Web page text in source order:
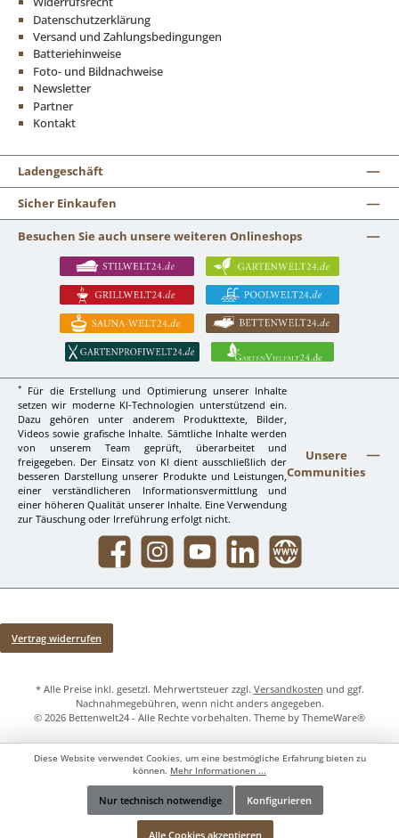
Datenschutzerklärung
Versand und Zahlungsbedingungen
Batteriehinweise
Foto- und Bildnachweise
Newsletter
Partner
Kontakt
Ladengeschäft
Sicher Einkaufen
Besuchen Sie auch unsere weiteren Onlineshops
*
Für die Erstellung und Optimierung unserer Inhalte
setzen wir moderne KI-Technologien unterstützend ein.
Dazu gehören unter anderem Produkttexte, Bilder,
Videos sowie grafische Inhalte. Sämtliche Inhalte werden
von unserem Team geprüft, überarbeitet und
freigegeben. Der Einsatz von KI dient ausschließlich der
besseren Darstellung unserer Produkte und Leistungen,
einer verständlicheren Informationsvermittlung und
einer höheren Qualität unserer Inhalte. Eine Verwendung
zur Täuschung oder Irreführung erfolgt nicht.
Unsere
Communities
Facebook InstagramYouTube LinkedIn Website
Vertrag widerrufen
* Alle Preise inkl. gesetzl. Mehrwertsteuer zzgl. Versandkosten und ggf.
Nachnahmegebühren, wenn nicht anders angegeben.
© 2026 Bettenwelt24 - Alle Rechte vorbehalten. Theme by ThemeWare®
Werkzeugleiste anzeigen
Diese Website verwendet Cookies, um eine bestmögliche Erfahrung bieten zu
können. Mehr Informationen ...
Nur technisch notwendige Konfigurieren
Alle Cookies akzeptieren